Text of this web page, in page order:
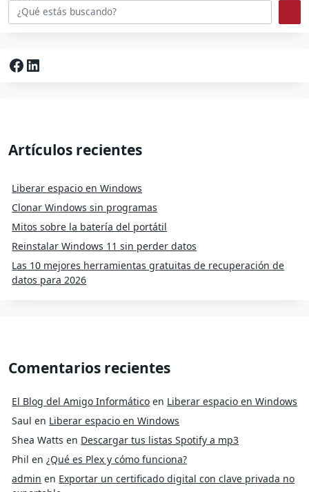
Facebook
LinkedIn
Artículos recientes
Liberar espacio en Windows
Clonar Windows sin programas
Mitos sobre la batería del portátil
Reinstalar Windows 11 sin perder datos
Las 10 mejores herramientas gratuitas de recuperación de
datos para 2026
Comentarios recientes
El Blog del Amigo Informático en Liberar espacio en Windows
Saul en Liberar espacio en Windows
Shea Watts en Descargar tus listas Spotify a mp3
Phil en¿Qué es Plex y cómo funciona?
admin en Exportar un certificado digital con clave privada no